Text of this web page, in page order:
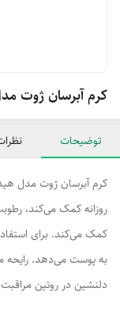
کرم آبرسان ژوت مدل
توضیحات
روزانه کمک می‌کند،
کمک می‌کند. برای
به پوست می‌دهد. رایحه
دلنشین در روتین